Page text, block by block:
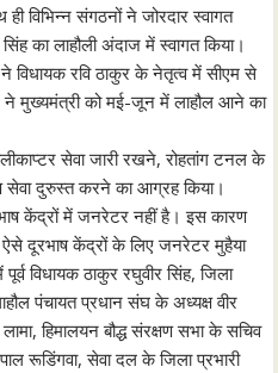
ही विभिन्न संगठनों ने जोरदार स्वागत
का लाहौली अंदाज में स्वागत किया।
विधायक रवि ठाकुर के नेतृत्व में सीएम से
ने मुख्यमंत्री को मई-जून में लाहौल आने का
सेवा जारी रखने, रोहतांग टनल के
सेवा दुरुस्त करने का आग्रह किया।
केंद्रों में जनरेटर नहीं है। इस कारण
ऐसे दूरभाष केंद्रों के लिए जनरेटर मुहैया
विधायक ठाकुर रघुवीर सिंह, जिला
पंचायत प्रधान संघ के अध्यक्ष वीर
हिमालयन बौद्ध संरक्षण सभा के सचिव
रूडिंगवा, सेवा दल के जिला प्रभारी